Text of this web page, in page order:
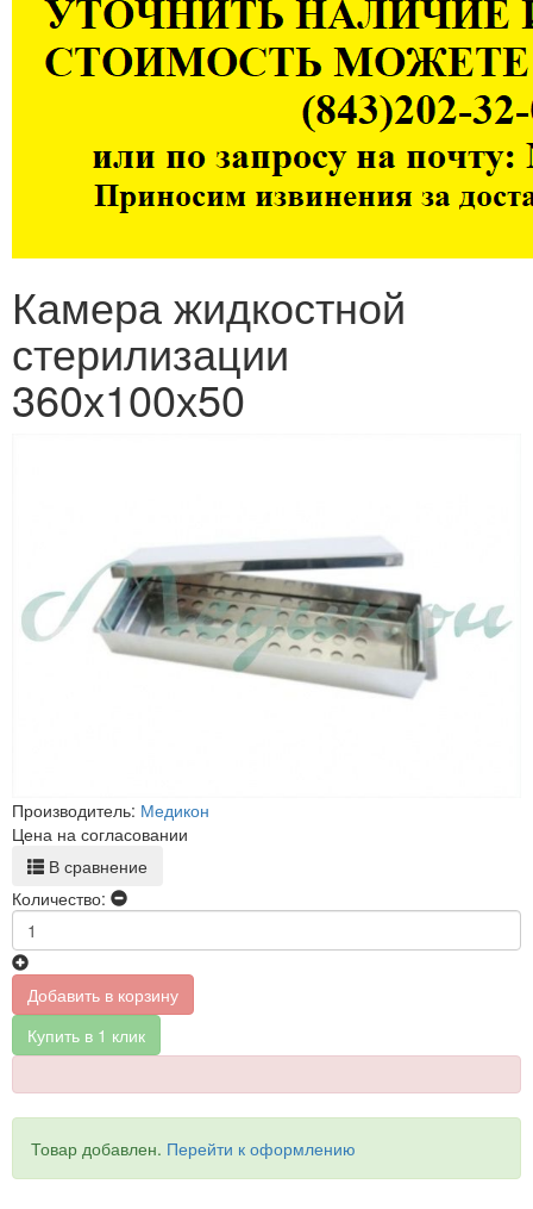
Камера жидкостной
стерилизации
360х100х50
Производитель: Медикон
Цена на согласовании
В сравнение
Количество:
Добавить в корзину
Купить в 1 клик
Товар добавлен. Перейти к оформлению